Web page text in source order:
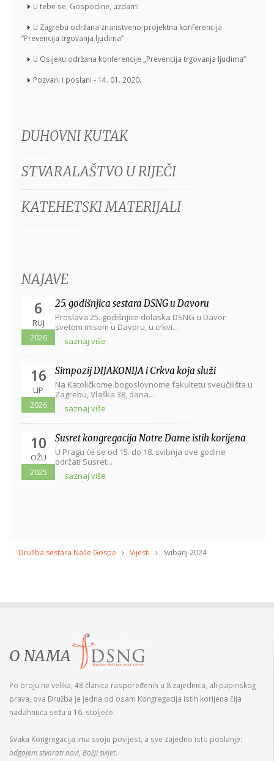
U tebe se, Gospodine, uzdam!
U Zagrebu održana znanstveno-projektna konferencija
“Prevencija trgovanja ljudima”
U Osijeku održana konferencije „Prevencija trgovanja ljudima“
Pozvani i poslani - 14. 01. 2020.
DUHOVNI KUTAK
STVARALAŠTVO U RIJEČI
KATEHETSKI MATERIJALI
NAJAVE
6
RUJ
2026
25. godišnjica sestara DSNG u Davoru
Proslava 25. godišnjice dolaska DSNG u Davor
svetom misom u Davoru, u crkvi...
saznaj više
16
LIP
2026
Simpozij DIJAKONIJA i Crkva koja služi
Na Katoličkome bogoslovnome fakultetu sveučilišta u
Zagrebu, Vlaška 38, dana...
saznaj više
10
OŽU
2025
Susret kongregacija Notre Dame istih korijena
U Pragu će se od 15. do 18. svibnja ove godine
održati Susret...
saznaj više
Družba sestara Naše Gospe Vijesti Svibanj 2024
O NAMA
Po broju ne velika, 48 članica raspoređenih u 8 zajednica, ali papinskog
prava, ova Družba je jedna od osam Kongregacija istih korijena čija
nadahnuća sežu u 16. stoljeće.
Svaka Kongregacija ima svoju povijest, a sve zajedno isto poslanje:
odgojem stvarati novi, Božji svijet.